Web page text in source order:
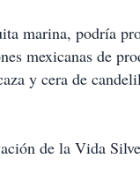
marina, podría
mexicanas de
y cera de
de la Vida